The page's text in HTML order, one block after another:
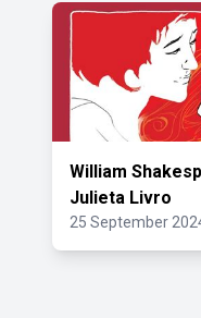
William
Julieta Livro
25 September